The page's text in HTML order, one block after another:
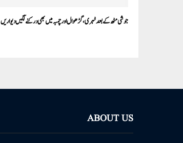
جوشی مٹھ کے بعد ٹہری، گڑھوال اور چمبہ میں بھی درکنے لگیں دیواریں
ABOUT US